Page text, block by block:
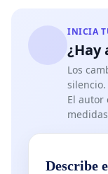
INICIA
¿Hay
Los
silencio.
El autor
Describe